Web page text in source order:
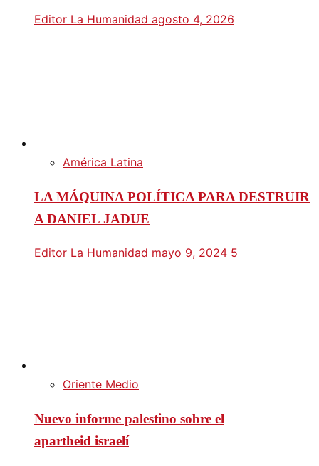
Editor La Humanidad agosto 4, 2026
América Latina
LA MÁQUINA POLÍTICA PARA DESTRUIR
A DANIEL JADUE
Editor La Humanidad mayo 9, 2024 5
Oriente Medio
Nuevo informe palestino sobre el
apartheid israelí